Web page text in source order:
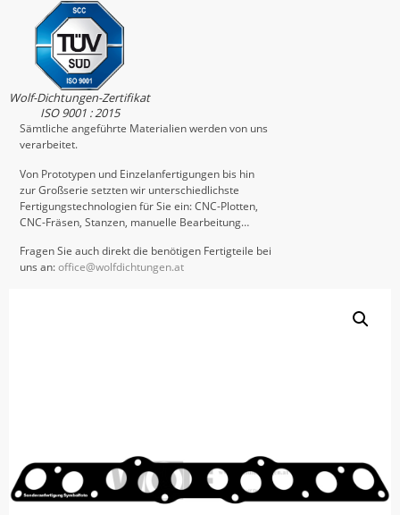
Wolf-Dichtungen-Zertifikat
ISO 9001 : 2015
Sämtliche angeführte Materialien werden von uns
verarbeitet.
Von Prototypen und Einzelanfertigungen bis hin
zur Großserie setzten wir unterschiedlichste
Fertigungstechnologien für Sie ein: CNC-Plotten,
CNC-Fräsen, Stanzen, manuelle Bearbeitung…
Fragen Sie auch direkt die benötigen Fertigteile bei
uns an:office@wolfdichtungen.at